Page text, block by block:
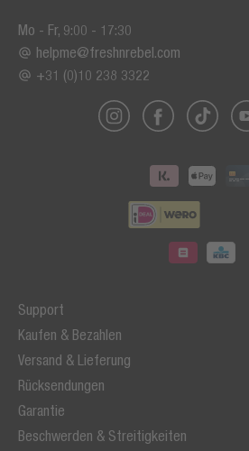
Support
Kaufen & Bezahlen
Versand & Lieferung
Rücksendungen
Garantie
Beschwerden & Streitigkeiten
Mo - Fr, 9:00 - 17:30
helpme@freshnrebel.com
+31 (0)10 238 3322